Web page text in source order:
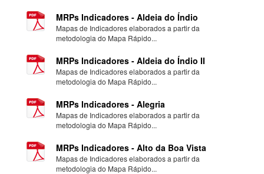
MRPs Indicadores - Aldeia do Índio
Mapas de Indicadores elaborados a partir da
metodologia do Mapa Rápido...
MRPs Indicadores - Aldeia do Índio II
Mapas de Indicadores elaborados a partir da
metodologia do Mapa Rápido...
MRPs Indicadores - Alegria
Mapas de Indicadores elaborados a partir da
metodologia do Mapa Rápido...
MRPs Indicadores - Alto da Boa Vista
Mapas de Indicadores elaborados a partir da
metodologia do Mapa Rápido...